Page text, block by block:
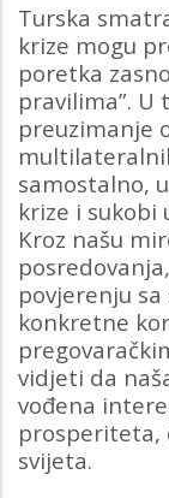
Turska
krize mogu
poretka
pravilima”. U
preuzimanje
samostalno,
krize i sukobi
Kroz našu
povjerenju
konkretne
vidjeti da
vođena
prosperiteta,
svijeta.